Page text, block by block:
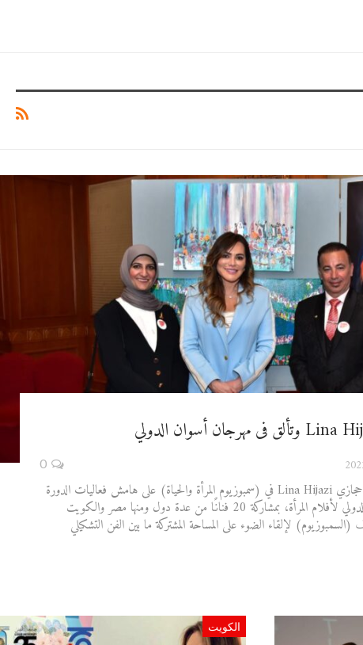
شاركت الفنانة الكويتية لينا حجازي Lina Hijazi في (سمبوزيوم المرأة والحياة) على هامش فعاليات الدورة
السادسة من مهرجان أسوان الدولي لأفلام المرأة، بمشاركة 20 فنانًا من عدة دول ومنها مصر والكويت
لإلقاء الضوء على المساحة المشتركة ما بين الفن التشكيلي
الكويت